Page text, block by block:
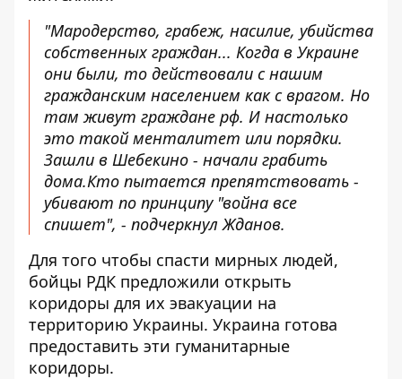
"Мародерство, грабеж, насилие, убийства
собственных граждан... Когда в Украине
они были, то действовали с нашим
гражданским населением как с врагом. Но
там живут граждане рф. И настолько
это такой менталитет или порядки.
Зашли в Шебекино - начали грабить
дома.Кто пытается препятствовать -
убивают по принципу "война все
спишет", - подчеркнул Жданов.
Для того чтобы спасти мирных людей,
бойцы РДК предложили открыть
коридоры для их эвакуации на
территорию Украины. Украина готова
предоставить эти гуманитарные
коридоры.